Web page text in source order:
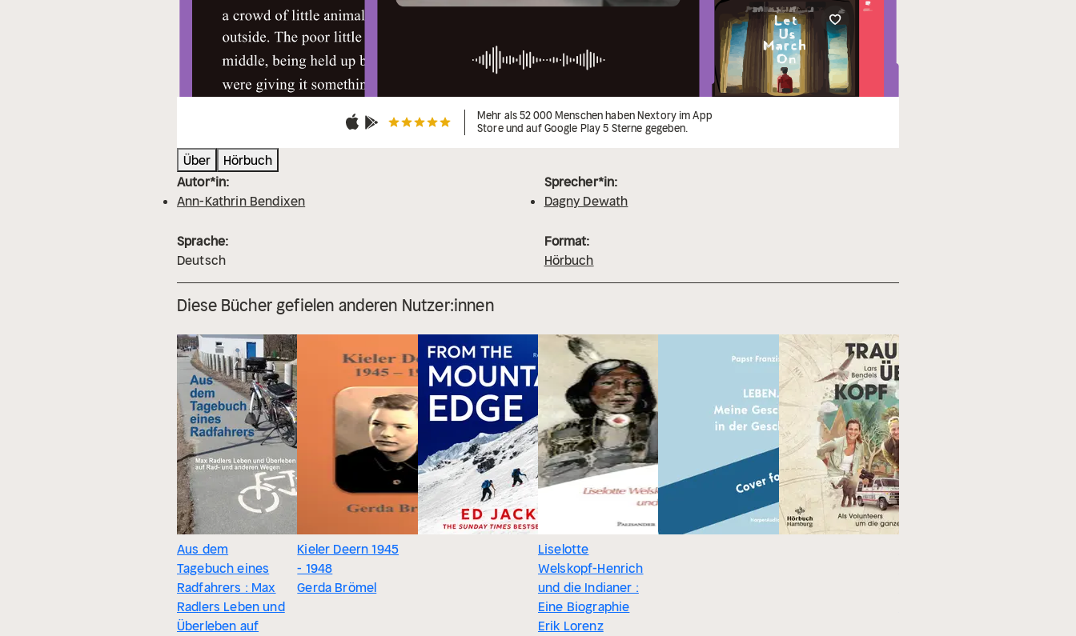
Mehr als 52 000 Menschen haben Nextory im App
Store und auf Google Play 5 Sterne gegeben.
Über
Hörbuch
Autor*in:
Ann-Kathrin Bendixen
Sprecher*in:
Dagny Dewath
Sprache:
Deutsch
Format:
Hörbuch
Diese Bücher gefielen anderen Nutzer:innen
Aus dem
Tagebuch eines
Radfahrers : Max
Radlers Leben und
Überleben auf
Kieler Deern 1945
- 1948
Gerda Brömel
Liselotte
Welskopf-Henrich
und die Indianer :
Eine Biographie
Erik Lorenz